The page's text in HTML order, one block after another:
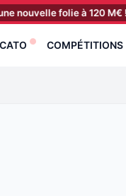
folie à 120 M€ ! [19:40]
COMPÉTITIONS